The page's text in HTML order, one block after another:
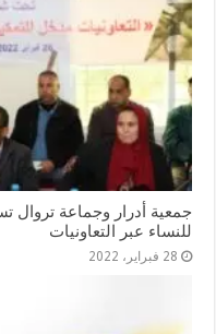
جمعية أدرار وجماعة تروال
للنساء عبر التعاونيات
28 فبراير، 2022